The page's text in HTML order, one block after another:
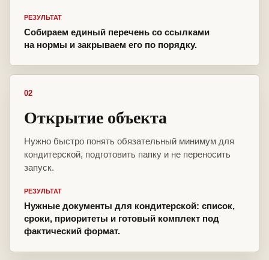
РЕЗУЛЬТАТ
Собираем единый перечень со ссылками
на нормы и закрываем его по порядку.
02
Открытие объекта
Нужно быстро понять обязательный минимум для
кондитерской, подготовить папку и не переносить
запуск.
РЕЗУЛЬТАТ
Нужные документы для кондитерской: список,
сроки, приоритеты и готовый комплект под
фактический формат.